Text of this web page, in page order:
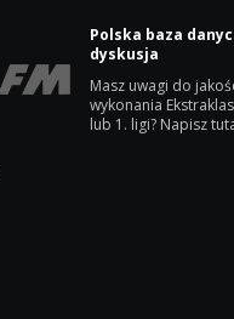
Polska baza
dyskusja
Masz uwagi do
wykonania
lub 1. ligi? Napisz